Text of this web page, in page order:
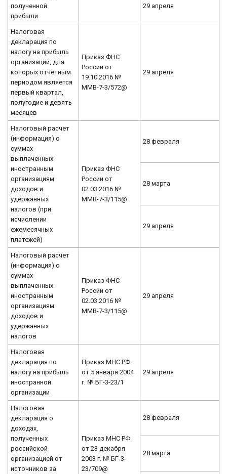
полученной
прибыли
29 апреля
Налоговая
декларация по
налогу на прибыль
организаций, для
которых отчетным
периодом является
первый квартал,
полугодие и девять
месяцев
Приказ ФНС
России от
19.10.2016 №
ММВ-7-3/572@
29 апреля
Налоговый расчет
(информация) о
суммах
выплаченных
иностранным
организациям
доходов и
удержанных
налогов (при
исчислении
ежемесячных
платежей)
Приказ ФНС
России от
02.03.2016 №
ММВ-7-3/115@
28 февраля
28 марта
29 апреля
Налоговый расчет
(информация) о
суммах
выплаченных
иностранным
организациям
доходов и
удержанных
налогов
Приказ ФНС
России от
02.03.2016 №
ММВ-7-3/115@
29 апреля
Налоговая
декларация по
налогу на прибыль
иностранной
организации
Приказ МНС РФ
от 5 января 2004
г. № БГ-3-23/1
29 апреля
Налоговая
декларация о
доходах,
полученных
российской
организацией от
источников за
Приказ МНС РФ
от 23 декабря
2003 г. № БГ-3-
23/709@
28 февраля
28 марта